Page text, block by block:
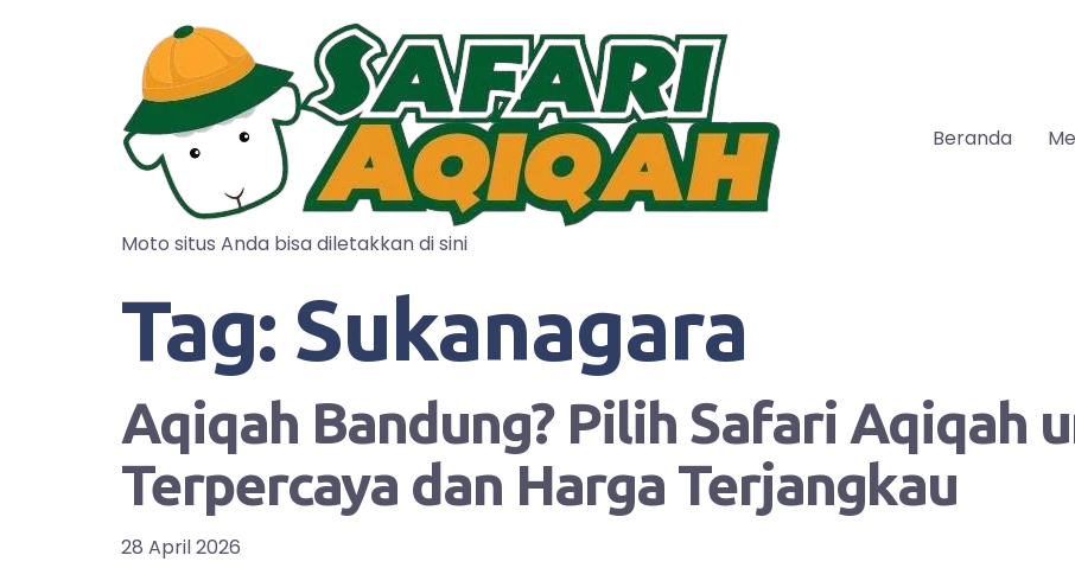
Moto situs Anda bisa diletakkan di sini
Beranda
Tag: Sukanagara
Aqiqah Bandung? Pilih Safari Aqiqah
Terpercaya dan Harga Terjangkau
28 April 2026